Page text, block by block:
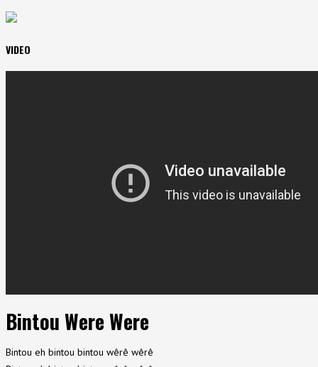
VIDEO
Bintou Were Were
Bintou eh bintou bintou wêrê wêrê